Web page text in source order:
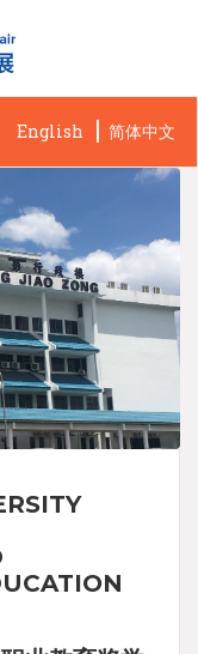
English 简体中文